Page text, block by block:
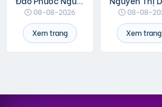
08-08-2026
Xem trang
08-08-
Xem trang